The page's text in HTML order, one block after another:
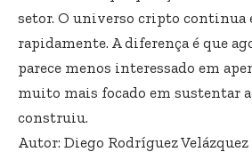
setor. O universo cripto continua
rapidamente. A diferença é que
parece menos interessado em
muito mais focado em sustentar
construiu.
Autor: Diego Rodríguez Velázquez